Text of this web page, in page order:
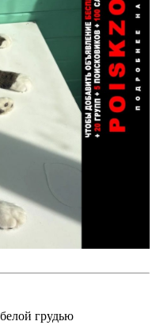
грудью